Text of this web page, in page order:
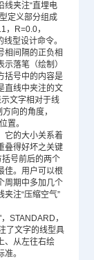
线夹注“直埋电
定义部分组成
，R=0.0，
型设计命令。
相间隔的正负相
落笔（绘制）
括号中的内容是
直线中夹注的文
文字相对于线
向的角度，
置。
它的大小关系着
叠得好坏之关键
号前后的两个
佳。用户可以根
周期中多加几个
注“压缩空气”
STANDARD，
了文字的线型具
、从左往右绘
。